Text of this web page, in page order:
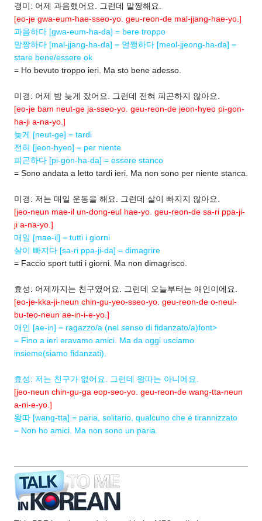
경미: 어제 과음했어요. 그런데 말짱해요.
[eo-je gwa-eum-hae-sseo-yo. geu-reon-de mal-jjang-hae-yo.]
과음하다 [gwa-eum-ha-da] = bere troppo
말짱하다 [mal-jjang-ha-da] = 멀쩡하다 [meol-jjeong-ha-da] =
stare bene/essere ok
= Ho bevuto troppo ieri. Ma sto bene adesso.
미경: 어제 밤 늦게 잤어요. 그런데 전혀 피곤하지 않아요.
[eo-je bam neut-ge ja-sseo-yo. geu-reon-de jeon-hyeo pi-gon-
ha-ji a-na-yo.]
늦게 [neut-ge] = tardi
전혀 [jeon-hyeo] = per niente
피곤하다 [pi-gon-ha-da] = essere stanco
= Sono andata a letto tardi ieri. Ma non sono per niente stanca.
미경: 저는 매일 운동을 해요. 그런데 살이 빠지지 않아요.
[jeo-neun mae-il un-dong-eul hae-yo. geu-reon-de sa-ri ppa-ji-
ji a-na-yo.]
매일 [mae-il] = tutti i giorni
살이 빠지다 [sa-ri ppa-ji-da] = dimagrire
= Faccio sport tutti i giorni. Ma non dimagrisco.
효성: 어제까지는 친구였어요. 그런데 오늘부터는 애인이에요.
[eo-je-kka-ji-neun chin-gu-yeo-sseo-yo. geu-reon-de o-neul-
bu-teo-neun ae-in-i-e-yo.]
애인 [ae-in] = ragazzo/a (nel senso di fidanzato/a)font>
= Fino a ieri eravamo amici. Ma da oggi usciamo
insieme(siamo fidanzati).
효성: 저는 친구가 없어요. 그런데 왕따는 아니에요.
[jeo-neun chin-gu-ga eop-seo-yo. geu-reon-de wang-tta-neun
a-ni-e-yo.]
왕따 [wang-tta] = paria, solitario, qualcuno che é tirannizzato
= Non ho amici. Ma non sono un paria.